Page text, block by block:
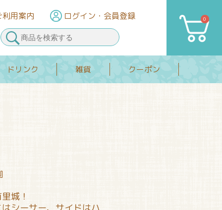
利用案内 ログイン ・会員登録 0
カート
ドリンク 雑貨 クーポン
城！